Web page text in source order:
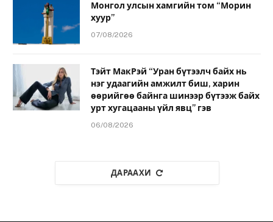
Монгол улсын хамгийн том “Морин
хуур”
07/08/2026
Тэйт МакРэй “Уран бүтээлч байх нь
нэг удаагийн амжилт биш, харин
өөрийгөө байнга шинээр бүтээж байх
урт хугацааны үйл явц” гэв
06/08/2026
ДАРААХИ